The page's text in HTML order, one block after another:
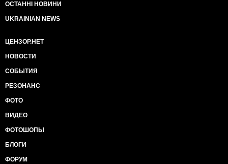
ОСТАННІ НОВИНИ
UKRAINIAN NEWS
ЦЕНЗОР.НЕТ
НОВОСТИ
СОБЫТИЯ
РЕЗОНАНС
ФОТО
ВИДЕО
ФОТОШОПЫ
БЛОГИ
ФОРУМ